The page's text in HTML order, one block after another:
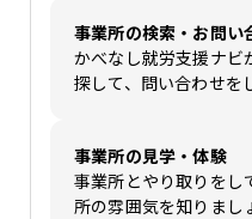
事業所の検索・お問い
かべなし就労支援ナビ
探して、問い合わせを
事業所の見学・体験
事業所とやり取りをし
所の雰囲気を知りまし